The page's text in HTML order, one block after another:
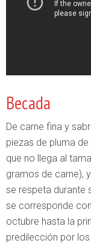
Becada
De carne fina y
piezas de pluma de
que no llega al
gramos de carne),
se respeta durante
se corresponde
octubre hasta la
predilección por